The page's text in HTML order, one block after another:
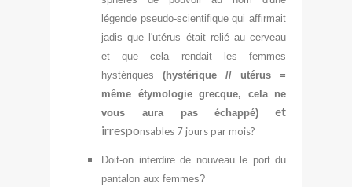
légende pseudo-scientifique qui affirmait
jadis que l'utérus était relié au cerveau
et que cela rendait les femmes
hystériques (hystérique // utérus =
même étymologie grecque, cela ne
vous aura pas échappé)
et
irresponsables 7 jours par mois?
Doit-on interdire de nouveau le port du
pantalon aux femmes?